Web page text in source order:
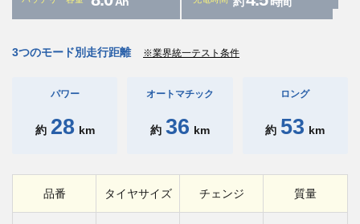
3つのモード別走行距離 ※業界統一テスト条件
パワー
約 28 km
オートマチック
約 36 km
ロング
約 53 km
品番 タイヤサイズ チェンジ 質量